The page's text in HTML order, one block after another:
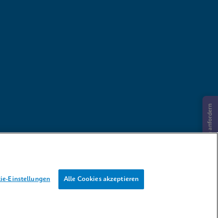
Informationen anfordern
Einstellungen Alle Cookies akzeptieren